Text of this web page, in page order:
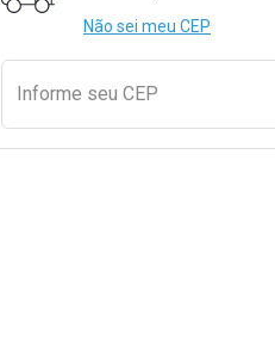
Não sei meu CEP
Informe seu CEP